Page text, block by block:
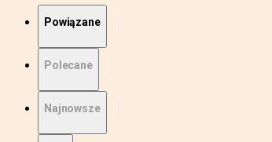
Powiązane
Polecane
Najnowsze